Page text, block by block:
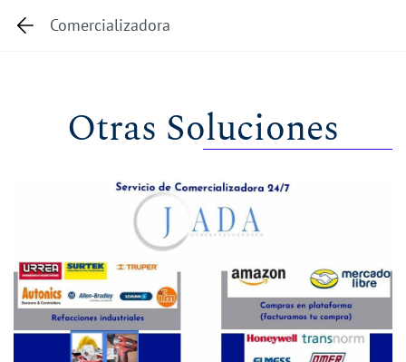
Skip
Comercializadora
Otras Soluciones